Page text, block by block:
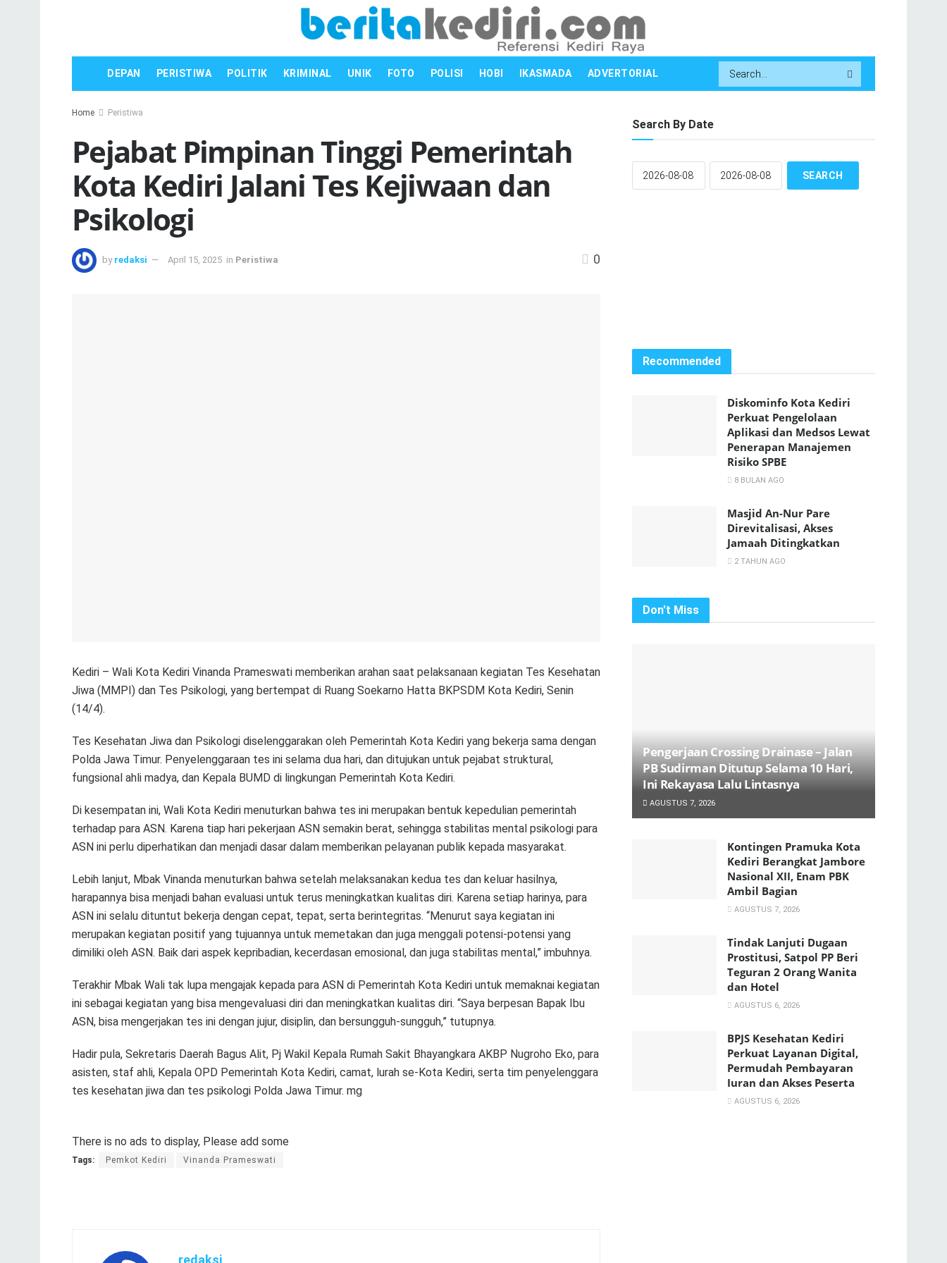
DEPAN PERISTIWA POLITIK KRIMINAL UNIK FOTO POLISI HOBI IKASMADA ADVERTORIAL
Home Peristiwa
Pejabat Pimpinan Tinggi Pemerintah
Kota Kediri Jalani Tes Kejiwaan dan
Psikologi
by redaksi April 15, 2025 in Peristiwa 0
Kediri – Wali Kota Kediri Vinanda Prameswati memberikan arahan saat pelaksanaan kegiatan Tes Kesehatan
Jiwa (MMPI) dan Tes Psikologi, yang bertempat di Ruang Soekarno Hatta BKPSDM Kota Kediri, Senin
(14/4).
Tes Kesehatan Jiwa dan Psikologi diselenggarakan oleh Pemerintah Kota Kediri yang bekerja sama dengan
Polda Jawa Timur. Penyelenggaraan tes ini selama dua hari, dan ditujukan untuk pejabat struktural,
fungsional ahli madya, dan Kepala BUMD di lingkungan Pemerintah Kota Kediri.
Di kesempatan ini, Wali Kota Kediri menuturkan bahwa tes ini merupakan bentuk kepedulian pemerintah
terhadap para ASN. Karena tiap hari pekerjaan ASN semakin berat, sehingga stabilitas mental psikologi para
ASN ini perlu diperhatikan dan menjadi dasar dalam memberikan pelayanan publik kepada masyarakat.
Lebih lanjut, Mbak Vinanda menuturkan bahwa setelah melaksanakan kedua tes dan keluar hasilnya,
harapannya bisa menjadi bahan evaluasi untuk terus meningkatkan kualitas diri. Karena setiap harinya, para
ASN ini selalu dituntut bekerja dengan cepat, tepat, serta berintegritas. “Menurut saya kegiatan ini
merupakan kegiatan positif yang tujuannya untuk memetakan dan juga menggali potensi-potensi yang
dimiliki oleh ASN. Baik dari aspek kepribadian, kecerdasan emosional, dan juga stabilitas mental,” imbuhnya.
Terakhir Mbak Wali tak lupa mengajak kepada para ASN di Pemerintah Kota Kediri untuk memaknai kegiatan
ini sebagai kegiatan yang bisa mengevaluasi diri dan meningkatkan kualitas diri. “Saya berpesan Bapak Ibu
ASN, bisa mengerjakan tes ini dengan jujur, disiplin, dan bersungguh-sungguh,” tutupnya.
Hadir pula, Sekretaris Daerah Bagus Alit, Pj Wakil Kepala Rumah Sakit Bhayangkara AKBP Nugroho Eko, para
asisten, staf ahli, Kepala OPD Pemerintah Kota Kediri, camat, lurah se-Kota Kediri, serta tim penyelenggara
tes kesehatan jiwa dan tes psikologi Polda Jawa Timur. mg
There is no ads to display, Please add some
Tags: Pemkot Kediri Vinanda Prameswati
redaksi
Search By Date
Recommended
Diskominfo Kota Kediri
Perkuat Pengelolaan
Aplikasi dan Medsos Lewat
Penerapan Manajemen
Risiko SPBE
8 BULAN AGO
Masjid An-Nur Pare
Direvitalisasi, Akses
Jamaah Ditingkatkan
2 TAHUN AGO
Don't Miss
Pengerjaan Crossing Drainase – Jalan
PB Sudirman Ditutup Selama 10 Hari,
Ini Rekayasa Lalu Lintasnya
AGUSTUS 7, 2026
Kontingen Pramuka Kota
Kediri Berangkat Jambore
Nasional XII, Enam PBK
Ambil Bagian
AGUSTUS 7, 2026
Tindak Lanjuti Dugaan
Prostitusi, Satpol PP Beri
Teguran 2 Orang Wanita
dan Hotel
AGUSTUS 6, 2026
BPJS Kesehatan Kediri
Perkuat Layanan Digital,
Permudah Pembayaran
Iuran dan Akses Peserta
AGUSTUS 6, 2026